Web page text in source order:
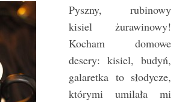
Pyszny, rubinowy
kisiel żurawinowy!
Kocham domowe
desery: kisiel, budyń,
galaretka to słodycze,
którymi umilała mi